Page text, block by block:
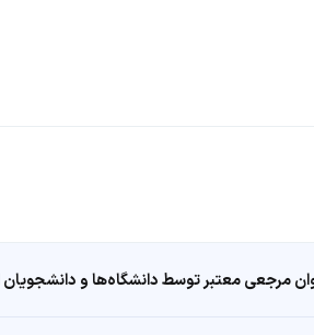
مرجعی معتبر توسط دانشگاه‌ها و دانشجویان